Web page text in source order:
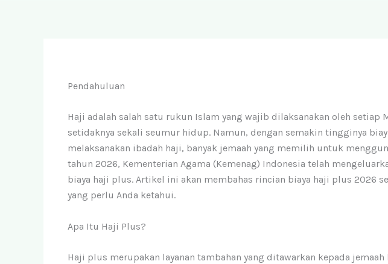
Pendahuluan
Haji adalah salah satu rukun Islam yang wajib dilaksanakan oleh setiap
setidaknya sekali seumur hidup. Namun, dengan semakin tingginya
melaksanakan ibadah haji, banyak jemaah yang memilih untuk
tahun 2026, Kementerian Agama (Kemenag) Indonesia telah
biaya haji plus. Artikel ini akan membahas rincian biaya haji plus 2026
yang perlu Anda ketahui.
Apa Itu Haji Plus?
Haji plus merupakan layanan tambahan yang ditawarkan kepada